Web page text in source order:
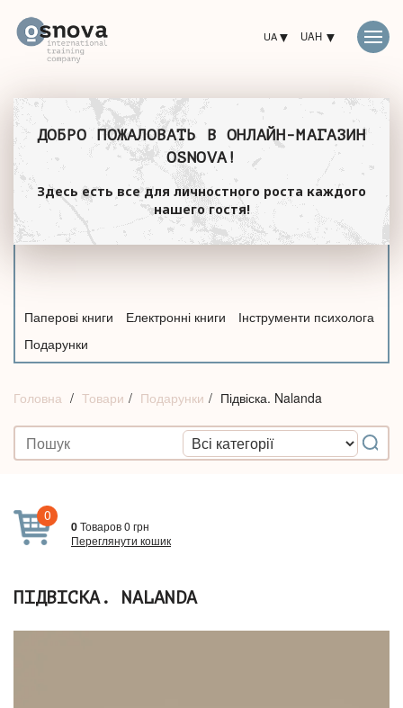
UA UAH
ДОБРО ПОЖАЛОВАТЬ В ОНЛАЙН-МАГАЗИН
OSNOVA!
Здесь есть все для личностного роста каждого
нашего гостя!
Паперові книги Електронні книги
Інструменти психолога
Подарунки
Головна Товари Подарунки Підвіска. Nalanda
0
0Товаров0грн
Переглянути кошик
ПІДВІСКА. NALANDA